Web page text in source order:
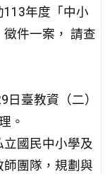
年度「中小
件一案， 請查
臺教資（二）
。
國民中小學及
團隊，規劃與